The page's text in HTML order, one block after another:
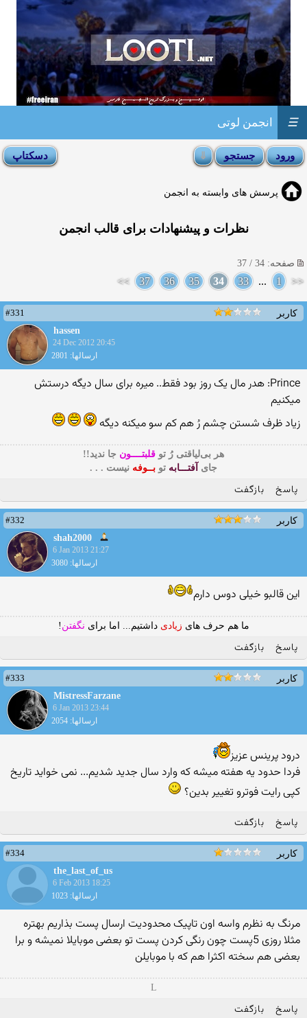
انجمن لوتی ☰
پرسش های وابسته به انجمن
نظرات و پیشنهادات برای قالب انجمن
صفحه: 34 / 37
<<
1
...
33
34
35
36
37
>>
کاربر
#331
hassen
24 Dec 2012 20:45
ارسالها: 2801
Prince: هدر مال یک روز بود فقط.. میره برای سال دیگه درستش
میکنیم
زیاد ظرف شستن چشم رُ هم کم سو میکنه دیگه
هر بی‌لیاقتی رُ تو قلبتــــون جا ندید!!
جای آفتـــابه تو بــوفه نیست . . .
پاسخ بازگفت
کاربر
#332
shah2000
6 Jan 2013 21:27
ارسالها: 3080
این قالبو خیلی دوس دارم
ما هم حرف های زیادی داشتیم... اما برای نگفتن !
پاسخ بازگفت
کاربر
#333
MistressFarzane
6 Jan 2013 23:44
ارسالها: 2054
درود پرینس عزیز
فردا حدود یه هفته میشه که وارد سال جدید شدیم... نمی خواید تاریخ
کپی رایت فوترو تغییر بدین؟
پاسخ بازگفت
کاربر
#334
the_last_of_us
6 Feb 2013 18:25
ارسالها: 1023
مرنگ به نظرم واسه اون تاپیک محدودیت ارسال پست بذاریم بهتره
مثلا روزی 5پست چون رنگی کردن پست تو بعضی موبایلا نمیشه و برا
بعضی هم سخته اکثرا هم که با موبایلن
L
پاسخ بازگفت